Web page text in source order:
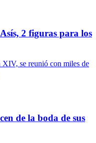
2 figuras para los
XIV, se reunió con miles de
de la boda de sus